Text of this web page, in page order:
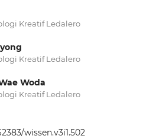
Kreatif Ledalero
Kreatif Ledalero
Woda
Kreatif Ledalero
wissen.v3i1.502